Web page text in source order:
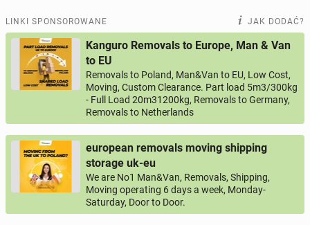
LINKI SPONSOROWANE JAK DODAĆ?
Kanguro Removals to Europe, Man & Van
to EU
Removals to Poland, Man&Van to EU, Low Cost,
Moving, Custom Clearance. Part load 5m3/300kg
- Full Load 20m31200kg, Removals to Germany,
Removals to Netherlands
european removals moving shipping
storage uk-eu
We are No1 Man&Van, Removals, Shipping,
Moving operating 6 days a week, Monday-
Saturday, Door to Door.